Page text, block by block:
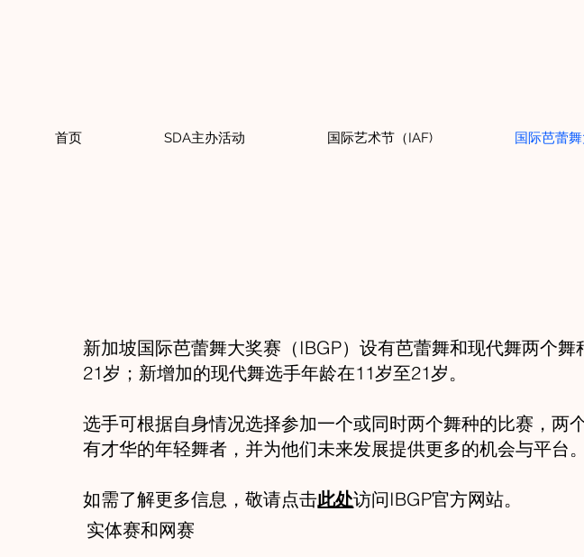
首页 SDA主办活动 国际艺术节（IAF) 国际芭蕾舞
新加坡国际芭蕾舞大奖赛（IBGP）设有芭蕾舞和现代舞两个
21岁；新增加的现代舞选手年龄在11岁至21岁。
选手可根据自身情况选择参加一个或同时两个舞种的比赛，
有才华的年轻舞者，并为他们未来发展提供更多的机会与平台。
如需了解更多信息，敬请点击此处访问IBGP官方网站。
实体赛和网赛